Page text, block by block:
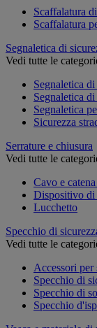
Scaffalatura
Scaffalatura
Segnaletica di
Vedi tutte le
Segnaletica
Segnaletica
Segnaletica
Sicurezza
Serrature e chiusura
Vedi tutte le
Cavo e
Dispositivo di
Lucchetto
Specchio di
Vedi tutte le
Accessori per
Specchio di
Specchio di
Specchio